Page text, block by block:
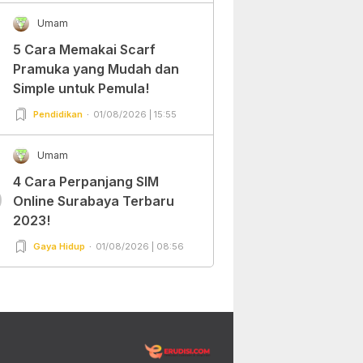
Umam
5 Cara Memakai Scarf
Pramuka yang Mudah dan
Simple untuk Pemula!
Pendidikan 01/08/2026 | 15:55
Umam
4 Cara Perpanjang SIM
Online Surabaya Terbaru
2023!
Gaya Hidup 01/08/2026 | 08:56